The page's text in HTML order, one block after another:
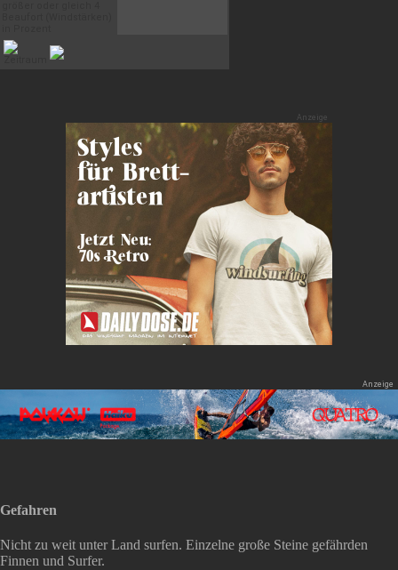
Gefahren
Nicht zu weit unter Land surfen. Einzelne große Steine gefährden
Finnen und Surfer.